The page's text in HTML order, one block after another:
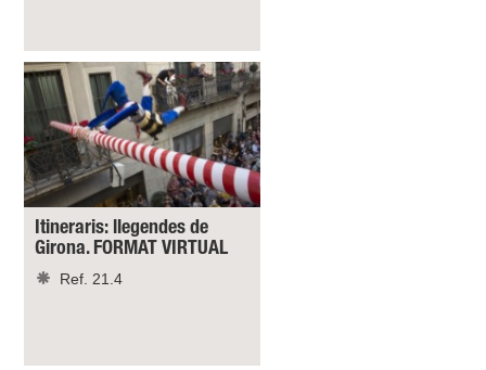
Itineraris: llegendes de
Girona. FORMAT VIRTUAL
Ref. 21.4